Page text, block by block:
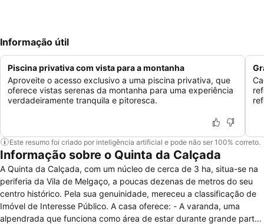
Informação útil
Piscina privativa com vista para a montanha
Aproveite o acesso exclusivo a uma piscina privativa, que
oferece vistas serenas da montanha para uma experiência
verdadeiramente tranquila e pitoresca.
Este resumo foi criado por inteligência artificial e pode não ser 100% correto.
Informação sobre o Quinta da Calçada
A Quinta da Calçada, com um núcleo de cerca de 3 ha, situa-se na
periferia da Vila de Melgaço, a poucas dezenas de metros do seu
centro histórico. Pela sua genuinidade, mereceu a classificação de
Imóvel de Interesse Público. A casa oferece: - A varanda, uma
alpendrada que funciona como área de estar durante grande parte